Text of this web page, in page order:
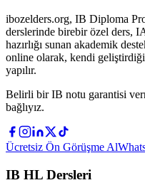
ibozelders.org, IB Diploma
derslerinde birebir özel ders,
hazırlığı sunan akademik
online olarak, kendi
yapılır.
Belirli bir IB notu garantisi
bağlıyız.
Ücretsiz Ön Görüşme Al
IB HL Dersleri